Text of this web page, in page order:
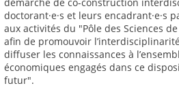
doctorant·e·s et leurs encadrant·e·s
aux activités du "Pôle des Sciences
afin de promouvoir
diffuser les connaissances à
économiques engagés dans ce
futur".